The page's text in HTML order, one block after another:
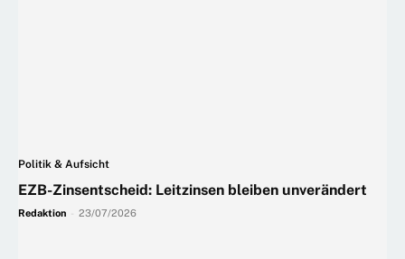
Politik & Aufsicht
EZB-Zinsentscheid: Leitzinsen bleiben unverändert
Redaktion 23/07/2026